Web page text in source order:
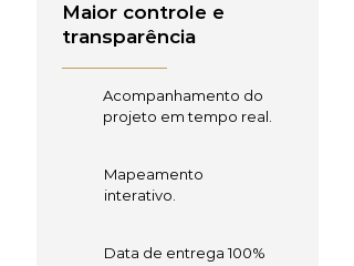
Maior controle e
transparência
Acompanhamento do
projeto em tempo real.
Mapeamento
interativo.
Data de entrega 100%